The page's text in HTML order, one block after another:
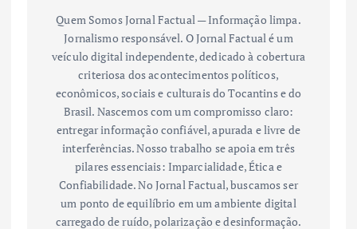
Quem Somos Jornal Factual — Informação limpa.
Jornalismo responsável. O Jornal Factual é um
veículo digital independente, dedicado à cobertura
criteriosa dos acontecimentos políticos,
econômicos, sociais e culturais do Tocantins e do
Brasil. Nascemos com um compromisso claro:
entregar informação confiável, apurada e livre de
interferências. Nosso trabalho se apoia em três
pilares essenciais: Imparcialidade, Ética e
Confiabilidade. No Jornal Factual, buscamos ser
um ponto de equilíbrio em um ambiente digital
carregado de ruído, polarização e desinformação.